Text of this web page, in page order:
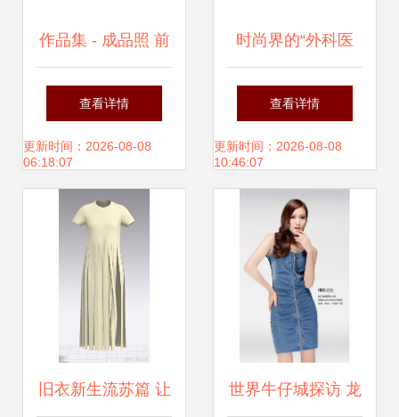
作品集 - 成品照 前
公司风格下的服装
设计范例
查看详情
更新时间：2026-08-08
06:18:07
时尚界的“外科医
生” 盘点5家重塑服
装的低调高地
查看详情
更新时间：2026-08-08
10:46:07
旧衣新生流苏篇 让 世界牛仔城探访 龙